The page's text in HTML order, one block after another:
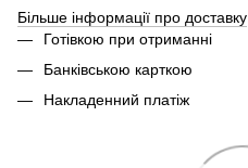
Більше інформації про доставку
Готівкою при отриманні
Банківською карткою
Накладенний платіж